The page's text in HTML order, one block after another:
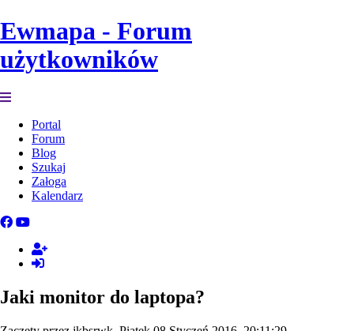
Ewmapa - Forum
użytkowników
Portal
Forum
Blog
Szukaj
Załoga
Kalendarz
Jaki monitor do laptopa?